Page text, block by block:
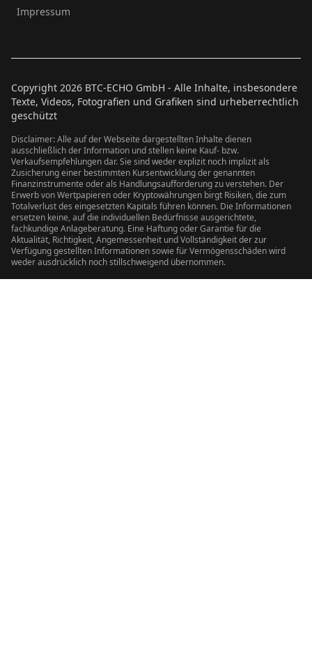
Impressum
Copyright 2026 BTC-ECHO GmbH - Alle Inhalte, insbesondere
Texte, Videos, Fotografien und Grafiken sind urheberrechtlich
geschützt
Disclaimer: Alle auf der Webseite dargestellten Inhalte dienen
ausschließlich der Information und stellen keine Kauf- bzw.
Verkaufsempfehlungen dar. Sie sind weder explizit noch implizit als
Zusicherung einer bestimmten Kursentwicklung der genannten
Finanzinstrumente oder als Handlungsaufforderung zu verstehen. Der
Erwerb von Wertpapieren oder Kryptowährungen birgt Risiken, die zum
Totalverlust des eingesetzten Kapitals führen können. Die Informationen
ersetzen keine, auf die individuellen Bedürfnisse ausgerichtete,
fachkundige Anlageberatung. Eine Haftung oder Garantie für die
Aktualität, Richtigkeit, Angemessenheit und Vollständigkeit der zur
Verfügung gestellten Informationen sowie für Vermögensschäden wird
weder ausdrücklich noch stillschweigend übernommen.